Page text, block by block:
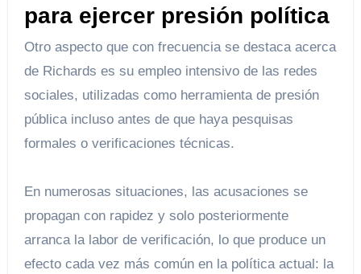
para ejercer presión política
Otro aspecto que con frecuencia se destaca acerca
de Richards es su empleo intensivo de las redes
sociales, utilizadas como herramienta de presión
pública incluso antes de que haya pesquisas
formales o verificaciones técnicas.
En numerosas situaciones, las acusaciones se
propagan con rapidez y solo posteriormente
arranca la labor de verificación, lo que produce un
efecto cada vez más común en la política actual: la